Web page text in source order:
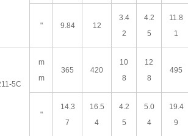
" 9.84 12
3.4
2
4.2
5
11.8
1
5C
m
m
365 420
10
8
12
8
495
"
14.3
7
16.5
4
4.2
5
5.0
4
19.4
9